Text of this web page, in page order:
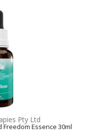
Pty Ltd
Essence 30ml